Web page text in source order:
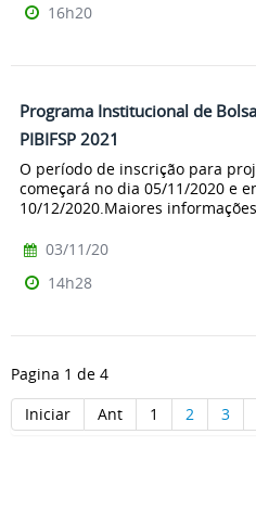
16h20
Programa Institucional de
PIBIFSP 2021
O período de inscrição para
começará no dia 05/11/2020 e
10/12/2020.Maiores
03/11/20
14h28
Pagina 1 de 4
Iniciar
Ant 1 2 3